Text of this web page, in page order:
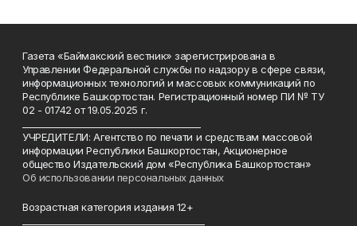
Газета «Баймакский вестник» зарегистрирована в
Управлении Федеральной службы по надзору в сфере связи,
информационных технологий и массовых коммуникаций по
Республике Башкортостан. Регистрационный номер ПИ № ТУ
02 - 01742 от 19.05.2025 г.
УЧРЕДИТЕЛИ: Агентство по печати и средствам массовой
информации Республики Башкортостан, Акционерное
общество Издательский дом «Республика Башкортостан»
Об использовании персональных данных
Возрастная категория издания 12+